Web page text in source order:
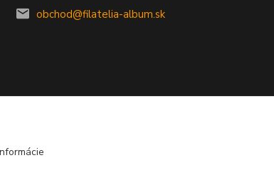
obchod@filatelia-album.sk